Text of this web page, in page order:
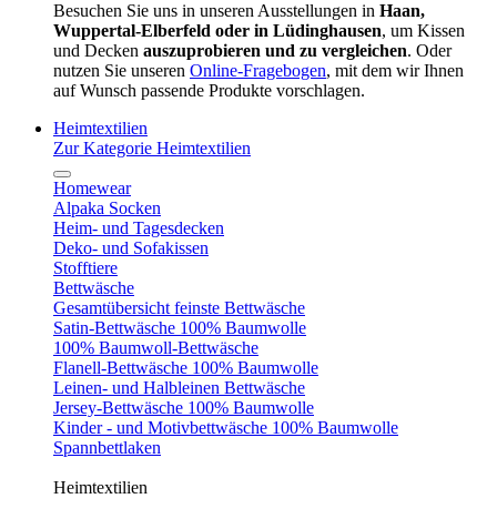
Besuchen Sie uns in unseren Ausstellungen in Haan,
Wuppertal-Elberfeld oder in Lüdinghausen, um Kissen
und Decken auszuprobieren und zu vergleichen. Oder
nutzen Sie unseren Online-Fragebogen, mit dem wir Ihnen
auf Wunsch passende Produkte vorschlagen.
Heimtextilien
Zur Kategorie Heimtextilien
Homewear
Alpaka Socken
Heim- und Tagesdecken
Deko- und Sofakissen
Stofftiere
Bettwäsche
Gesamtübersicht feinste Bettwäsche
Satin-Bettwäsche 100% Baumwolle
100% Baumwoll-Bettwäsche
Flanell-Bettwäsche 100% Baumwolle
Leinen- und Halbleinen Bettwäsche
Jersey-Bettwäsche 100% Baumwolle
Kinder - und Motivbettwäsche 100% Baumwolle
Spannbettlaken
Heimtextilien